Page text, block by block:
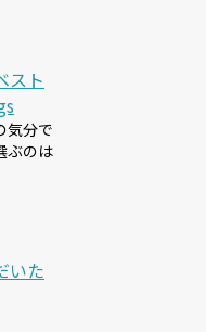
スト
気分で
ぶのは
いた